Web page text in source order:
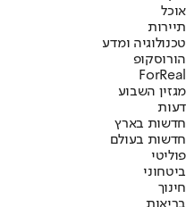
אוכל
תיירות
טכנולוגיה ומדע
הורוסקופ
ForReal
מגזין השבוע
דעות
חדשות בארץ
חדשות בעולם
פוליטי
ביטחוני
חינוך